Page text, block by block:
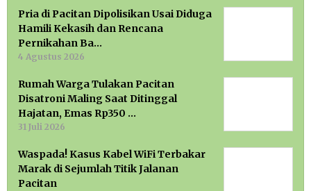
Pria di Pacitan Dipolisikan Usai Diduga
Hamili Kekasih dan Rencana
Pernikahan Ba…
4 Agustus 2026
Rumah Warga Tulakan Pacitan
Disatroni Maling Saat Ditinggal
Hajatan, Emas Rp350 …
31 Juli 2026
Waspada! Kasus Kabel WiFi Terbakar
Marak di Sejumlah Titik Jalanan
Pacitan